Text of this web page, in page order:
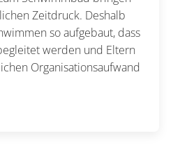
Zeitdruck. Deshalb
so aufgebaut, dass
werden und Eltern
Organisationsaufwand